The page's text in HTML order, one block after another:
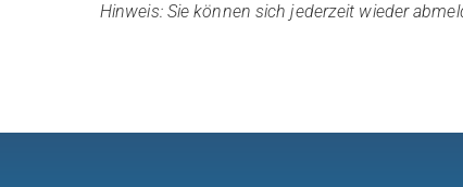
Hinweis: Sie können sich jederzeit wieder